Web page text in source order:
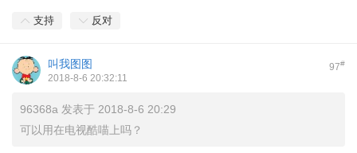
支持 反对
97#
叫我图图
2018-8-6 20:32:11
96368a 发表于 2018-8-6 20:29
可以用在电视酷喵上吗？